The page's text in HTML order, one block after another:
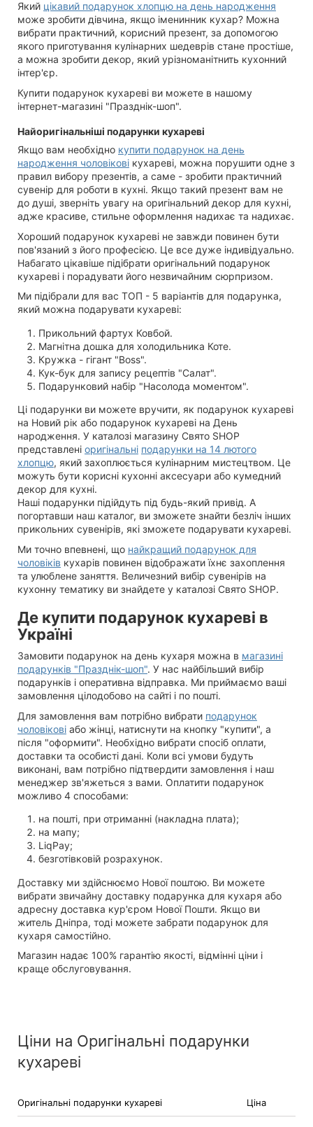
Який цікавий подарунок хлопцю на день народження
може зробити дівчина, якщо іменинник кухар? Можна
вибрати практичний, корисний презент, за допомогою
якого приготування кулінарних шедеврів стане простіше,
а можна зробити декор, який урізноманітнить кухонний
інтер'єр.
Купити подарунок кухареві ви можете в нашому
інтернет-магазині "Празднік-шоп".
Найоригінальніші подарунки кухареві
Якщо вам необхідно купити подарунок на день
народження чоловікові кухареві, можна порушити одне з
правил вибору презентів, а саме - зробити практичний
сувенір для роботи в кухні. Якщо такий презент вам не
до душі, зверніть увагу на оригінальний декор для кухні,
адже красиве, стильне оформлення надихає та надихає.
Хороший подарунок кухареві не завжди повинен бути
пов'язаний з його професією. Це все дуже індивідуально.
Набагато цікавіше підібрати оригінальний подарунок
кухареві і порадувати його незвичайним сюрпризом.
Ми підібрали для вас ТОП - 5 варіантів для подарунка,
який можна подарувати кухареві:
Прикольний фартух Ковбой.
Магнітна дошка для холодильника Коте.
Кружка - гігант "Boss".
Кук-бук для запису рецептів "Салат".
Подарунковий набір "Насолода моментом".
Ці подарунки ви можете вручити, як подарунок кухареві
на Новий рік або подарунок кухареві на День
народження. У каталозі магазину Свято SHOP
представлені оригінальні подарунки на 14 лютого
хлопцю, який захоплюється кулінарним мистецтвом. Це
можуть бути корисні кухонні аксесуари або кумедний
декор для кухні.
Наші подарунки підійдуть під будь-який привід. А
погортавши наш каталог, ви зможете знайти безліч інших
прикольних сувенірів, які зможете подарувати кухареві.
Ми точно впевнені, що найкращий подарунок для
чоловіків кухарів повинен відображати їхнє захоплення
та улюблене заняття. Величезний вибір сувенірів на
кухонну тематику ви знайдете у каталозі Свято SHOP.
Де купити подарунок кухареві в
Україні
Замовити подарунок на день кухаря можна в магазині
подарунків "Празднік-шоп". У нас найбільший вибір
подарунків і оперативна відправка. Ми приймаємо ваші
замовлення цілодобово на сайті і по пошті.
Для замовлення вам потрібно вибрати подарунок
чоловікові або жінці, натиснути на кнопку "купити", а
після "оформити". Необхідно вибрати спосіб оплати,
доставки та особисті дані. Коли всі умови будуть
виконані, вам потрібно підтвердити замовлення і наш
менеджер зв'яжеться з вами. Оплатити подарунок
можливо 4 способами:
на пошті, при отриманні (накладна плата);
на мапу;
LiqPay;
безготівковій розрахунок.
Доставку ми здійснюємо Нової поштою. Ви можете
вибрати звичайну доставку подарунка для кухаря або
адресну доставка кур'єром Нової Пошти. Якщо ви
житель Дніпра, тоді можете забрати подарунок для
кухаря самостійно.
Магазин надає 100% гарантію якості, відмінні ціни і
краще обслуговування.
Ціни на Оригінальні подарунки
кухареві
Оригінальні подарунки кухареві Ціна